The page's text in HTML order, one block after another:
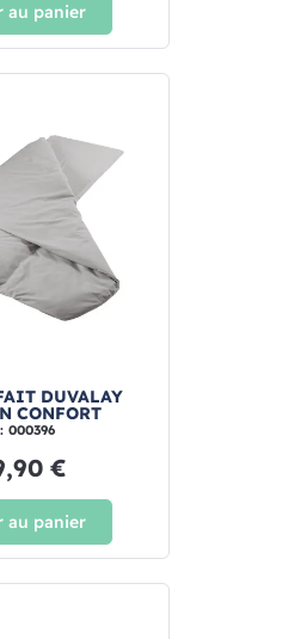
au panier
DUVALAY
CONFORT
000396
€
au panier